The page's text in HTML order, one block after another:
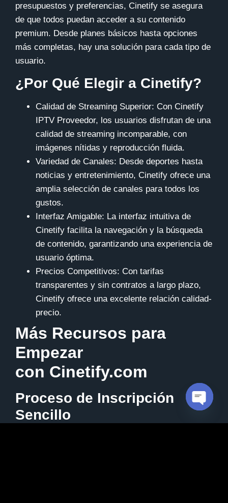
presupuestos y preferencias, Cinetify se asegura
de que todos puedan acceder a su contenido
premium. Desde planes básicos hasta opciones
más completas, hay una solución para cada tipo de
usuario.
¿Por Qué Elegir a Cinetify?
Calidad de Streaming Superior: Con Cinetify
IPTV Proveedor, los usuarios disfrutan de una
calidad de streaming incomparable, con
imágenes nítidas y reproducción fluida.
Variedad de Canales: Desde deportes hasta
noticias y entretenimiento, Cinetify ofrece una
amplia selección de canales para todos los
gustos.
Interfaz Amigable: La interfaz intuitiva de
Cinetify facilita la navegación y la búsqueda
de contenido, garantizando una experiencia de
usuario óptima.
Precios Competitivos: Con tarifas
transparentes y sin contratos a largo plazo,
Cinetify ofrece una excelente relación calidad-
precio.
Más Recursos para
Empezar
con Cinetify.com
Proceso de Inscripción
Sencillo